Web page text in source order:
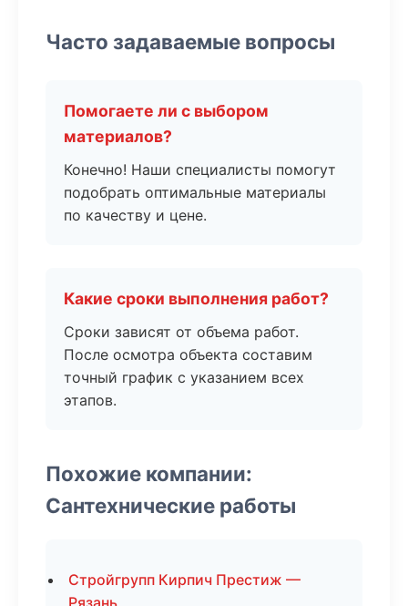
Часто задаваемые вопросы
Помогаете ли с выбором
материалов?
Конечно! Наши специалисты помогут
подобрать оптимальные материалы
по качеству и цене.
Какие сроки выполнения работ?
Сроки зависят от объема работ.
После осмотра объекта составим
точный график с указанием всех
этапов.
Похожие компании:
Сантехнические работы
Стройгрупп Кирпич Престиж —
Рязань